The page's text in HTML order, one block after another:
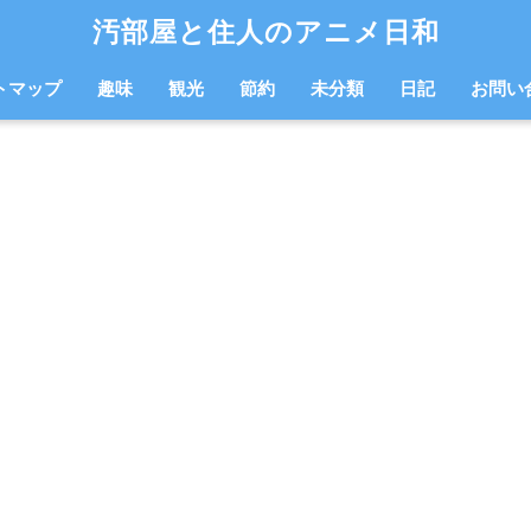
汚部屋と住人のアニメ日和
マップ 趣味 観光 節約 未分類 日記 お問い